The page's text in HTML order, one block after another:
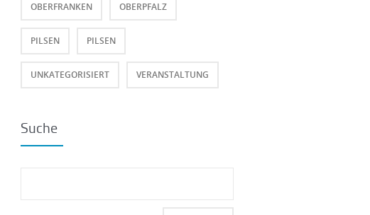
OBERFRANKEN OBERPFALZ
PILSEN PILSEN
UNKATEGORISIERT VERANSTALTUNG
Suche